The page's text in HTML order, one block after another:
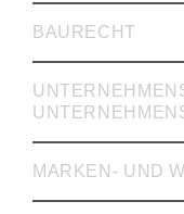
BAURECHT
MARKEN- UND